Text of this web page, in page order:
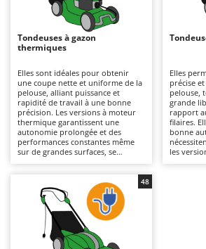
Aspirateurs de piscine
Aspirateurs Multifonctions
Atomiseurs agricoles pour
Atomiseurs pour traitements
Autolaveuses
Autres produits
B
Balayeuses
Bancs de scie pour le bois - Scies
Barbecues
Bennes pour tracteur
Brosses pour sols extérieurs
ALA 2000
Alpina
Ama
Ambrogio Robot
Annovi Reverberi
ANTHBOT
Archman
Ardes
Argo
Ariete
Tondeuses à gazon
thermiques
Elles sont idéales pour obtenir
une coupe nette et uniforme de la
pelouse, alliant puissance et
rapidité de travail à une bonne
précision. Les versions à moteur
thermique garantissent une
autonomie prolongée et des
performances constantes même
sur de grandes surfaces, se
puissance supérieure et leur
capacité à affronter une herbe
plus dense. Pour les maintenir
efficaces, il est nécessaire de
contrôler régulièrement le filtre à
air, l’huile et les bougies.
Elles
précise
pelouse,
grande
rapport
filaires.
bonne
les
48